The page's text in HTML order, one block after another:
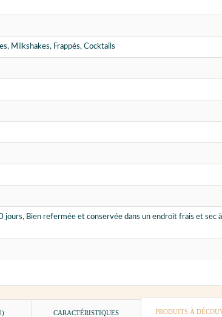
Milkshakes, Frappés, Cocktails
jours, Bien refermée et conservée dans un endroit frais et sec
CARACTÉRISTIQUES PRODUITS À